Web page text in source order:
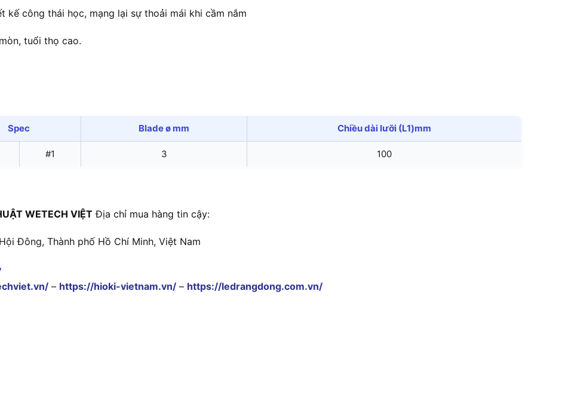
kế công thái học, mạng lại sự thoải mái khi cầm nắm
tuổi thọ cao.
Spec Blade ø mm Chiều dài lưỡi (L1)mm
#1 3 100
WETECH VIỆT Địa chỉ mua hàng tin cậy:
Đông, Thành phố Hồ Chí Minh, Việt Nam
– https://hioki-vietnam.vn/ – https://ledrangdong.com.vn/